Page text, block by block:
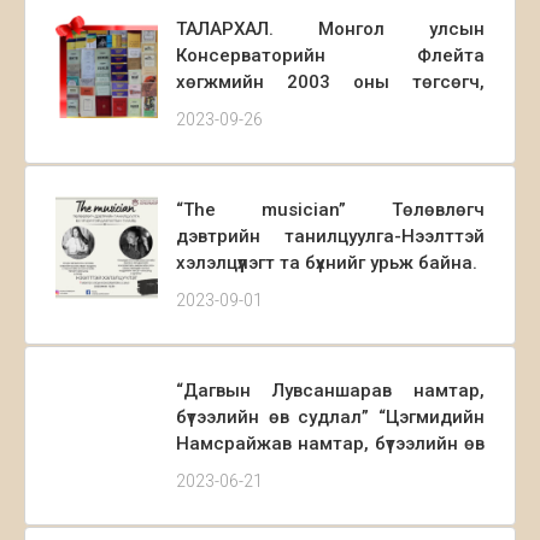
ТАЛАРХАЛ. Монгол улсын
Консерваторийн Флейта
хөгжмийн 2003 оны төгсөгч,
хөгжимчин Г.Энхчимэг ХБНГУ-ын
сургууль Монгол улсын
сургалтын үйл ажиллагаанд
ашиглагдах 66 ширхэг ном, нот
СD, DVD, Цохивор хөгжмийн
чуулгын сургалтанд хэрэглэгдэх
тавиурыг илгээсэн байна.
2023-09-26
“The musician” Төлөвлөгч
дэвтрийн танилцуулга-Нээлттэй
хэлэлцүүлэгт та бүхнийг урьж байна.
2023-09-01
“Дагвын Лувсаншарав намтар,
бүтээлийн өв судлал” “Цэгмидийн
Намсрайжав намтар, бүтээлийн өв
судлал” “Эрэгзэнгийн Чойдог
номын нээлт боллоо.
2023-06-21